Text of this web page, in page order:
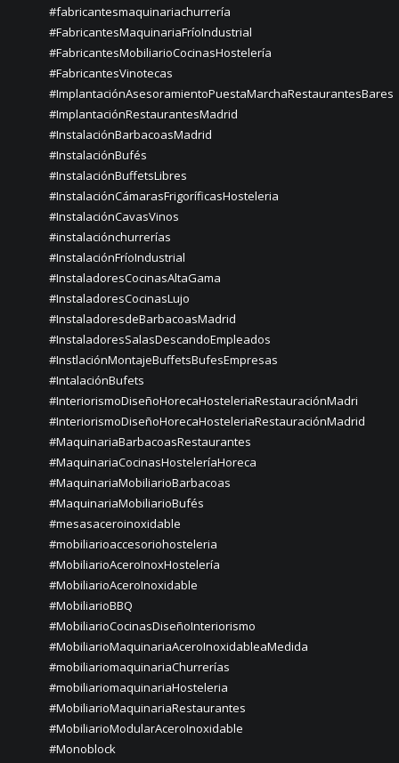
#fabricantesmaquinariachurrería
#FabricantesMaquinariaFríoIndustrial
#FabricantesMobiliarioCocinasHostelería
#FabricantesVinotecas
#ImplantaciónAsesoramientoPuestaMarchaRestaurantesBares
#ImplantaciónRestaurantesMadrid
#InstalaciónBarbacoasMadrid
#InstalaciónBufés
#InstalaciónBuffetsLibres
#InstalaciónCámarasFrigoríficasHosteleria
#InstalaciónCavasVinos
#instalaciónchurrerías
#InstalaciónFríoIndustrial
#InstaladoresCocinasAltaGama
#InstaladoresCocinasLujo
#InstaladoresdeBarbacoasMadrid
#InstaladoresSalasDescandoEmpleados
#InstlaciónMontajeBuffetsBufesEmpresas
#IntalaciónBufets
#InteriorismoDiseñoHorecaHosteleriaRestauraciónMadri
#InteriorismoDiseñoHorecaHosteleriaRestauraciónMadrid
#MaquinariaBarbacoasRestaurantes
#MaquinariaCocinasHosteleríaHoreca
#MaquinariaMobiliarioBarbacoas
#MaquinariaMobiliarioBufés
#mesasaceroinoxidable
#mobiliarioaccesoriohosteleria
#MobiliarioAceroInoxHostelería
#MobiliarioAceroInoxidable
#MobiliarioBBQ
#MobiliarioCocinasDiseñoInteriorismo
#MobiliarioMaquinariaAceroInoxidableaMedida
#mobiliariomaquinariaChurrerías
#mobiliariomaquinariaHosteleria
#MobiliarioMaquinariaRestaurantes
#MobiliarioModularAceroInoxidable
#Monoblock